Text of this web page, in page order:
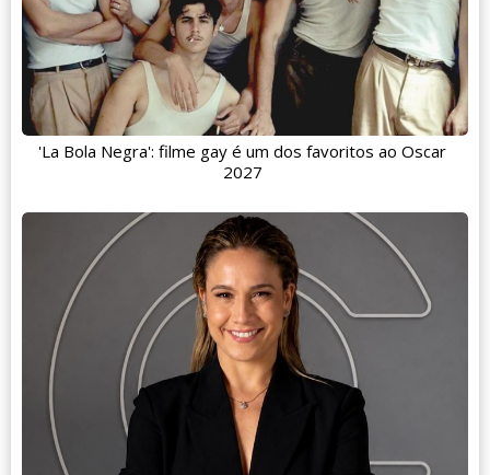
'La Bola Negra': filme gay é um dos favoritos ao Oscar
2027